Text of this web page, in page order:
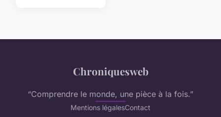
Chroniquesweb
“Comprendre le monde, une pièce à la fois.”
Mentions légalesContact